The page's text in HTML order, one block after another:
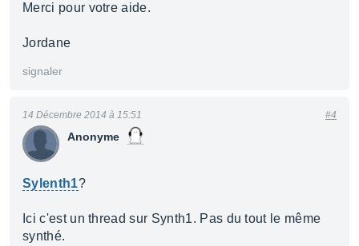
Merci pour votre aide.
Jordane
signaler
Anonyme
14 Décembre 2014 à 15:51 #4
Sylenth1?
Ici c'est un thread sur Synth1. Pas du tout le même
synthé.